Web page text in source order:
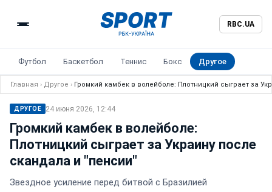
RBC.UA
Футбол Баскетбол Теннис Бокс Другое
Главная › Другое › Громкий камбек в волейболе: Плотницкий сыграет за
ДРУГОЕ 24 июня 2026, 12:44
Громкий камбек в волейболе:
Плотницкий сыграет за Украину после
скандала и "пенсии"
Звездное усиление перед битвой с Бразилией